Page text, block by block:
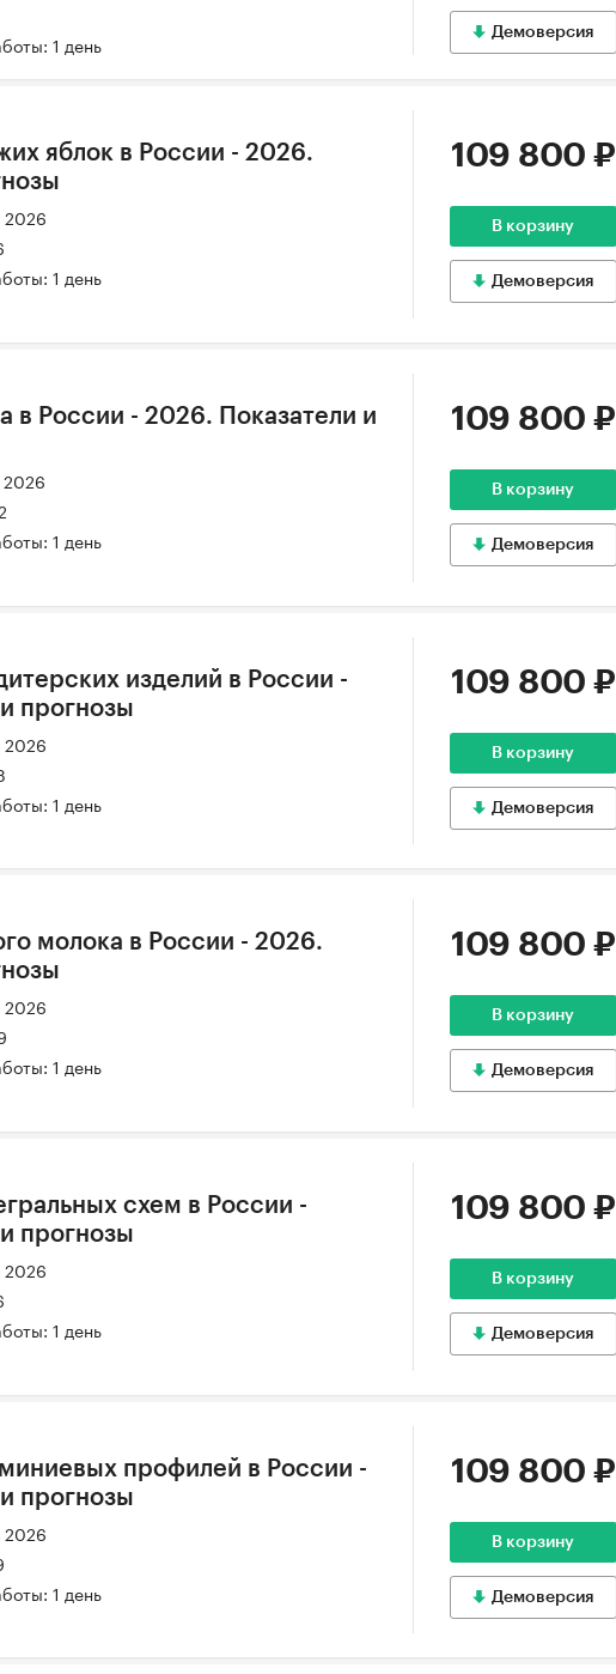
1 день
Демоверсия
яблок в России - 2026.
2026
1 день
109 800 ₽
В корзину
Демоверсия
в России - 2026. Показатели и
2026
1 день
109 800 ₽
В корзину
Демоверсия
изделий в России -
прогнозы
2026
1 день
109 800 ₽
В корзину
Демоверсия
молока в России - 2026.
2026
1 день
109 800 ₽
В корзину
Демоверсия
схем в России -
прогнозы
2026
1 день
109 800 ₽
В корзину
Демоверсия
профилей в России -
прогнозы
2026
1 день
109 800 ₽
В корзину
Демоверсия